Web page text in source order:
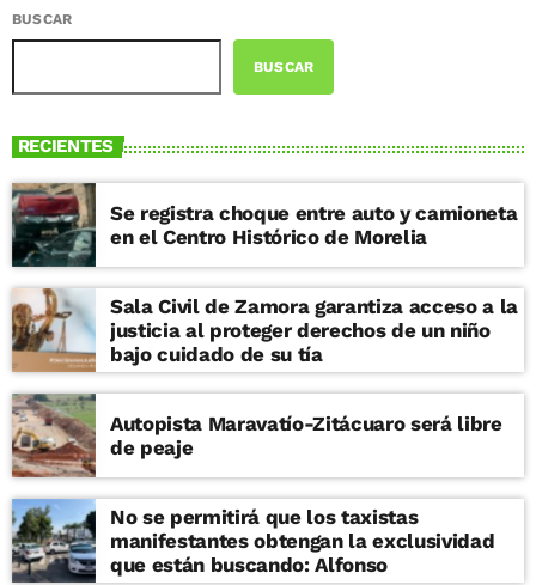
BUSCAR
BUSCAR
RECIENTES
Se registra choque entre auto y camioneta
en el Centro Histórico de Morelia
Sala Civil de Zamora garantiza acceso a la
justicia al proteger derechos de un niño
bajo cuidado de su tía
Autopista Maravatío-Zitácuaro será libre
de peaje
No se permitirá que los taxistas
manifestantes obtengan la exclusividad
que están buscando: Alfonso